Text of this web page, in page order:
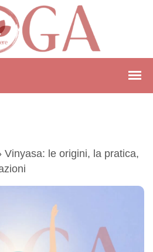
Vinyasa: le origini, la pratica,